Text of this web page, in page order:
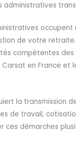
administratives
occupent
de votre
compétentes des
en France et
la transmission
de travail,
ces démarches